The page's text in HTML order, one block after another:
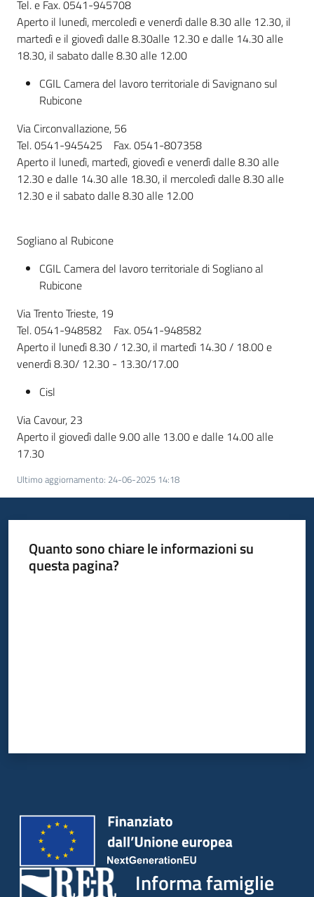
Tel. e Fax. 0541-945708
Aperto il lunedì, mercoledì e venerdì dalle 8.30 alle 12.30, il
martedì e il giovedì dalle 8.30alle 12.30 e dalle 14.30 alle
18.30, il sabato dalle 8.30 alle 12.00
CGIL Camera del lavoro territoriale di Savignano sul
Rubicone
Via Circonvallazione, 56
Tel. 0541-945425 Fax. 0541-807358
Aperto il lunedì, martedì, giovedì e venerdì dalle 8.30 alle
12.30 e dalle 14.30 alle 18.30, il mercoledì dalle 8.30 alle
12.30 e il sabato dalle 8.30 alle 12.00
Sogliano al Rubicone
CGIL Camera del lavoro territoriale di Sogliano al
Rubicone
Via Trento Trieste, 19
Tel. 0541-948582 Fax. 0541-948582
Aperto il lunedì 8.30 / 12.30, il martedì 14.30 / 18.00 e
venerdì 8.30/ 12.30 - 13.30/17.00
Cisl
Via Cavour, 23
Aperto il giovedì dalle 9.00 alle 13.00 e dalle 14.00 alle
17.30
Ultimo aggiornamento: 24-06-2025 14:18
Quanto sono chiare le informazioni su
questa pagina?
Informa famiglie